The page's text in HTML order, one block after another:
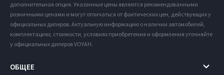
дополнительная опция. Указанные цены являются рекомендованными
розничными ценами и могут отличаться от фактических цен, действующих у
официальных дилеров. Актуальную информацию о наличии автомобилей,
комплектациях, стоимости, условиях приобретения и оформления уточняйте
у официальных дилеров VOYAH.
ОБЩЕЕ